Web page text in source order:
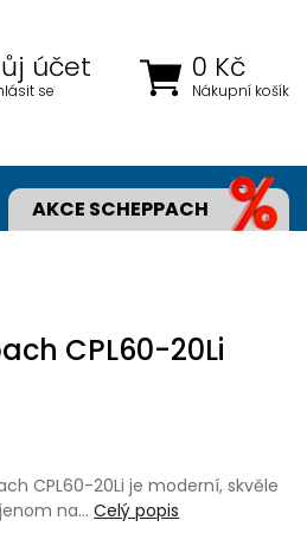
0 Kč
Nákupní košík
účet
se
AKCE SCHEPPACH
CPL60-20Li
CPL60-20Li je moderní, skvěle
na…Celý popis